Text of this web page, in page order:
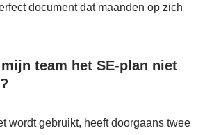
document dat maanden op zich
team het SE-plan niet
wordt gebruikt, heeft doorgaans twee